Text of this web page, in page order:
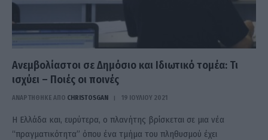
Ανεμβολίαστοι σε Δημόσιο και Ιδιωτικό τομέα: Τι
ισχύει – Ποιές οι ποινές
ΑΝΑΡΤΗΘΗΚΕ ΑΠΟ CHRISTOSGAN 19 ΙΟΥΛΊΟΥ 2021
H Ελλάδα και, ευρύτερα, ο πλανήτης βρίσκεται σε μια νέα
“πραγματικότητα” όπου ένα τμήμα του πληθυσμού έχει